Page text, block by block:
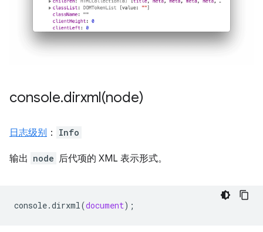
console.dirxml(node)
日志级别 ： Info
输出 node 后代项的 XML 表示形式。
console.dirxml(document);